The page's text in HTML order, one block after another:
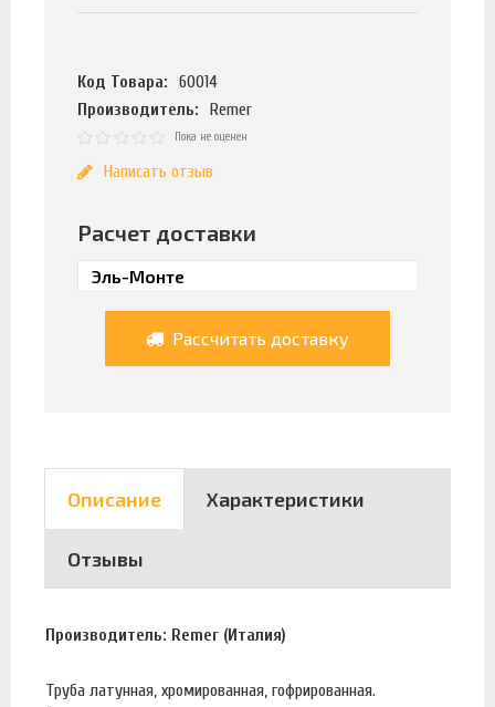
Код Товара:
60014
Производитель:
Remer
Пока не оценен
Написать отзыв
Расчет доставки
Рассчитать доставку
Описание Характеристики
Отзывы
Производитель: Remer (Италия)
Труба латунная, хромированная, гофрированная.